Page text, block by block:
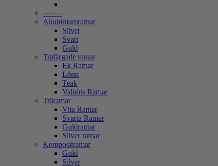
——–
Aluminiumramar
Silver
Svart
Guld
Träfärgade ramar
Ek Ramar
Lönn
Teak
Valnöts Ramar
Träramar
Vita Ramar
Svarta Ramar
Guldramar
Silver ramar
Kompositramar
Guld
Silver